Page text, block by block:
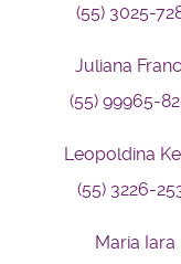
(55) 3025-
Juliana
(55) 99965-
Leopoldina
(55) 3226-
Maria Iara